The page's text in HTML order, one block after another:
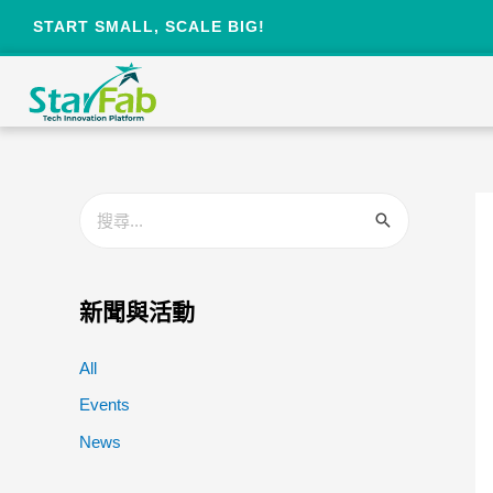
START SMALL, SCALE BIG!
新聞與活動
All
Events
News